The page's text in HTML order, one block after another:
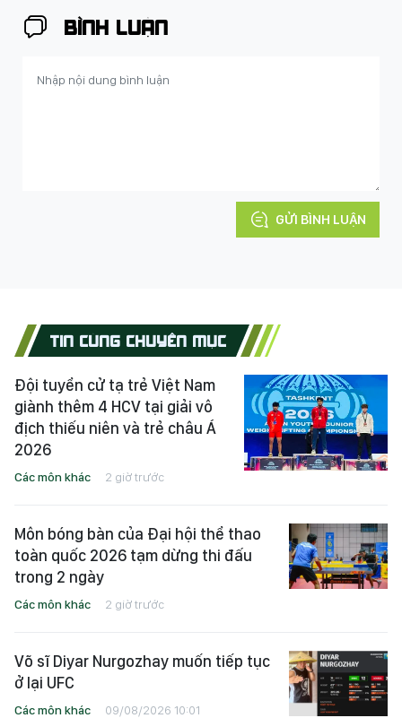
BÌNH LUẬN
GỬI BÌNH LUẬN
TIN CÙNG CHUYÊN MỤC
Đội tuyển cử tạ trẻ Việt Nam
giành thêm 4 HCV tại giải vô
địch thiếu niên và trẻ châu Á
2026
Các môn khác 2 giờ trước
Môn bóng bàn của Đại hội thể thao
toàn quốc 2026 tạm dừng thi đấu
trong 2 ngày
Các môn khác 2 giờ trước
Võ sĩ Diyar Nurgozhay muốn tiếp tục
ở lại UFC
Các môn khác 09/08/2026 10:01